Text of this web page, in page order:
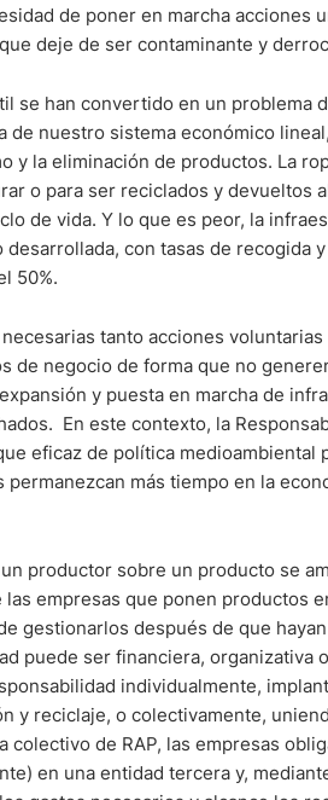
de poner en marcha acciones
deje de ser contaminante y
se han convertido en un problema
de nuestro sistema económico
y la eliminación de productos. La
o para ser reciclados y devueltos
de vida. Y lo que es peor, la
con tasas de recogida
50%.
tanto acciones
de negocio de forma que no
y puesta en marcha de
En este contexto, la
eficaz de política medioambiental
más tiempo en la
productor sobre un producto se
empresas que ponen productos
gestionarlos después de que
puede ser financiera, organizativa
individualmente,
y reciclaje, o colectivamente,
colectivo de RAP, las empresas
en una entidad tercera y,